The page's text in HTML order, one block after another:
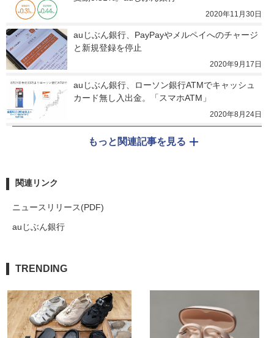
2020年11月30日
auじぶん銀行、PayPayやメルペイへのチャージ
と新規登録を停止
2020年9月17日
auじぶん銀行、ローソン銀行ATMでキャッシュ
カード無し入出金。「スマホATM」
2020年8月24日
もっと関連記事を見る
関連リンク
ニュースリリース(PDF)
auじぶん銀行
TRENDING